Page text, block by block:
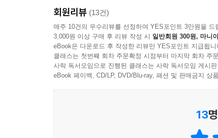
모네, 르누아르, 드가 등 전도유망했던 젊은 화가
이 의문을 해명해 보이기 위해 인상파 화가 개개
화가들에게 준 영향부터, 근대화를 주도했던 오
표현하였으며, 당시 파리지앵들은 이를 어떻게
시선으로 바라본 인상파 그림, 자칫하면 어렵고
회원리뷰 (13건)
매주 10건의 우수리뷰를 선정하여 YES포인트 3만원을 드
3,000원 이상 구매 후 리뷰 작성 시 일반회원 300원, 마니
eBook은 다운로드 후 작성한 리뷰만 YES포인트 지급됩니
클래스는 첫번째 회차 주문확정 시점부터 마지막 회차 주
사락 독서모임으로 진행된 클래스는 사락 독서모임 게시
eBook 페이백, CD/LP, DVD/Blu-ray, 패션 및 판매금지 상
13